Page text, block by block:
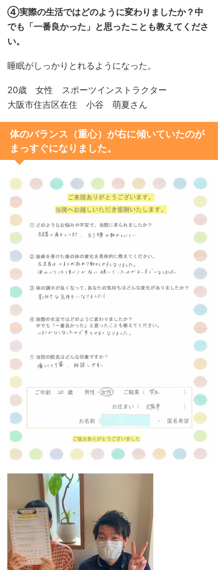
④実際の生活ではどのように変わりましたか？中
でも「一番良かった」と思ったことも教えてくださ
い。
睡眠がしっかりとれるようになった。
20歳 女性 スポーツインストラクター
大阪市住吉区在住 小谷 萌夏さん
体のバランス（重心）が右に傾いていたのが
まっすぐになりました。